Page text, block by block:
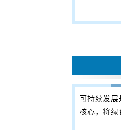
可持续发
核心，将绿